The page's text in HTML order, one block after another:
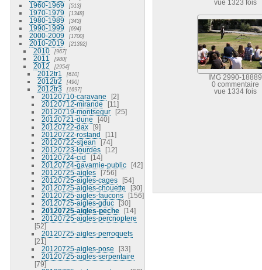
1960-1969 513
1970-1979 1348
1980-1989 343
1990-1999 694
2000-2009 1700
2010-2019 21392
2010 967
2011 980
2012 2954
2012tr1 610
2012tr2 490
2012tr3 1697
20120710-caravane
2
20120712-mirande
11
20120719-montsegur
25
20120721-dune
40
20120722-dax
9
20120722-rostand
11
20120722-stjean
74
20120723-lourdes
12
20120724-cid
14
20120724-gavarnie-public
42
20120725-aigles
756
20120725-aigles-cages
54
20120725-aigles-chouette
30
20120725-aigles-faucons
156
20120725-aigles-gduc
30
20120725-aigles-peche
14
20120725-aigles-percnoptere
52
20120725-aigles-perroquets
21
20120725-aigles-pose
33
20120725-aigles-serpentaire
79
vue 1323 fois
IMG 2990-18889
0 commentaire
vue 1334 fois